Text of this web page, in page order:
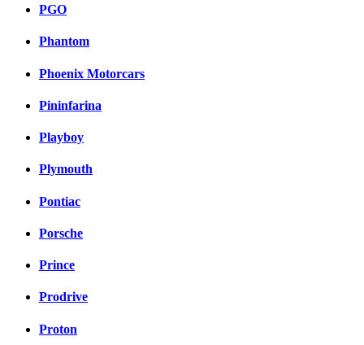
PGO
Phantom
Phoenix Motorcars
Pininfarina
Playboy
Plymouth
Pontiac
Porsche
Prince
Prodrive
Proton